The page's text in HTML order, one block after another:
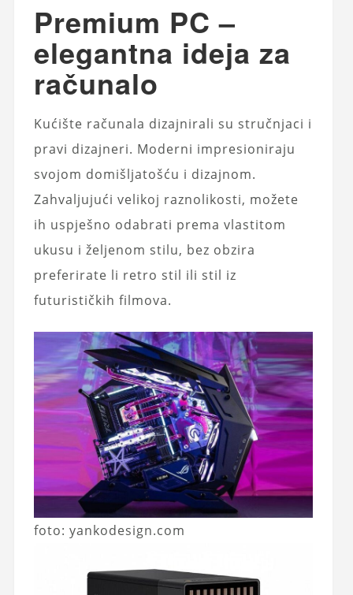
Premium PC –
elegantna ideja za
računalo
Kućište računala dizajnirali su stručnjaci i
pravi dizajneri. Moderni impresioniraju
svojom domišljatošću i dizajnom.
Zahvaljujući velikoj raznolikosti, možete
ih uspješno odabrati prema vlastitom
ukusu i željenom stilu, bez obzira
preferirate li retro stil ili stil iz
futurističkih filmova.
foto: yankodesign.com